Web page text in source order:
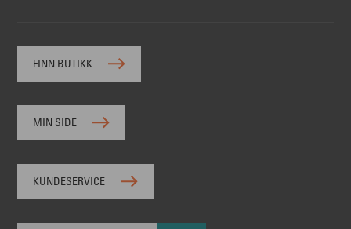
FINN BUTIKK
MIN SIDE
KUNDESERVICE